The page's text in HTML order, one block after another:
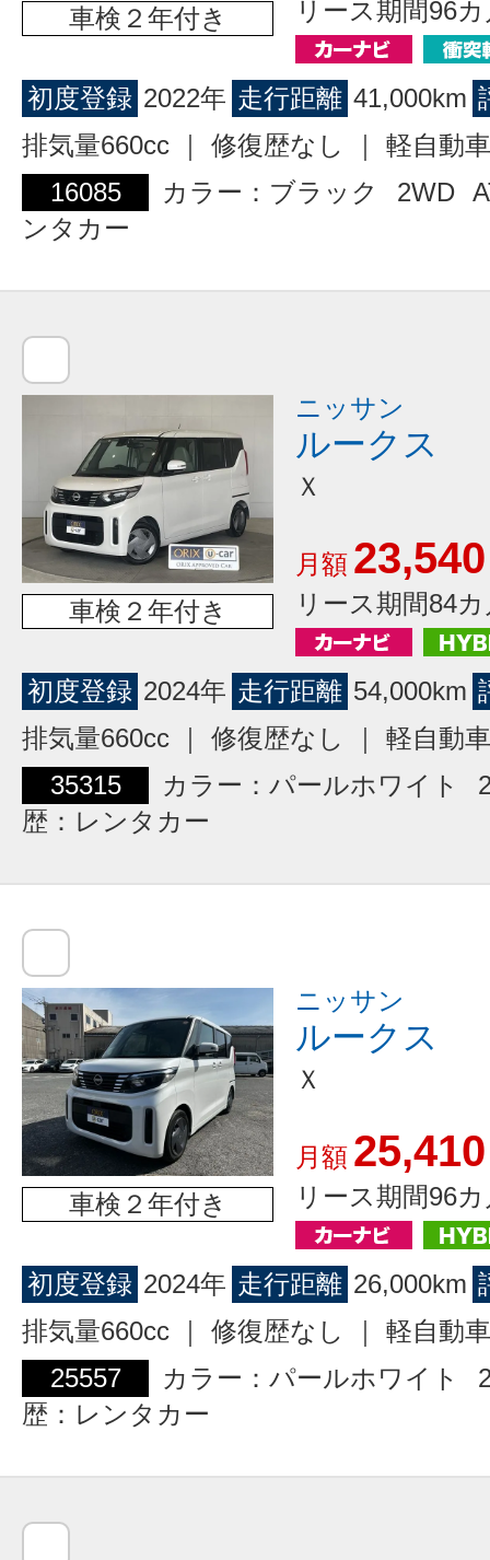
車検２年付き リース期間96
初度登録 2022年 走行距離 41,000km
排気量660cc ｜ 修復歴なし ｜ 軽自動車
16085
カラー：ブラック 2WD
ンタカー
車検２年付き
ニッサン
ルークス
Ｘ
月額 23,540
リース期間84
初度登録 2024年 走行距離 54,000km
排気量660cc ｜ 修復歴なし ｜ 軽自動車
35315
カラー：パールホワイト
歴：レンタカー
車検２年付き
ニッサン
ルークス
Ｘ
月額 25,410
リース期間96
初度登録 2024年 走行距離 26,000km
排気量660cc ｜ 修復歴なし ｜ 軽自動車
25557
カラー：パールホワイト
歴：レンタカー